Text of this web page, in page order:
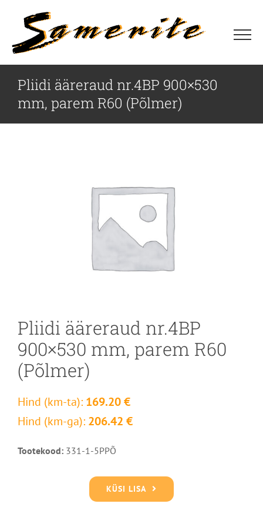
content
Pliidi ääreraud nr.4BP 900×530
mm, parem R60 (Põlmer)
Pliidi ääreraud nr.4BP
900×530 mm, parem R60
(Põlmer)
Hind (km-ta): 169.20 €
Hind (km-ga): 206.42 €
Tootekood: 331-1-5PPÕ
KÜSI LISA